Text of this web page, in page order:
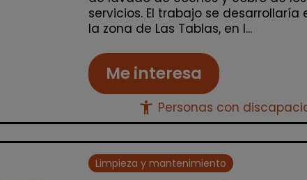
servicios. El trabajo se desarrollaría
la zona de Las Tablas, en l...
Me interesa
accessibility_new Personas con
Limpieza y mantenimiento